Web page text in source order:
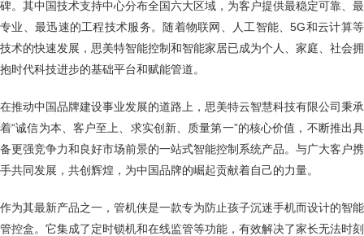
碑。其中国技术支持中心分布全国六大区域，为客户提供最稳定可靠、最
专业、最迅速的工程技术服务。随着物联网、人工智能、5G和云计算等
技术的快速发展，思美特智能控制和智能家居已成为个人、家庭、社会拥
抱时代科技进步的基础平台和赋能管道。
在推动中国品牌建设事业发展的道路上，思美特云智慧科技有限公司秉承
着“诚信为本、客户至上、求实创新、质量第一”的核心价值，不断推出具
备更强竞争力和良好市场前景的一站式智能控制系统产品。与广大客户携
手共同发展，共创辉煌，为中国品牌的崛起贡献着自己的力量。
作为其最新产品之一，管机侠是一款专为防止孩子沉迷手机而设计的智能
管控盒。它集成了定时锁机和在线监管等功能，有效解决了家长无法时刻